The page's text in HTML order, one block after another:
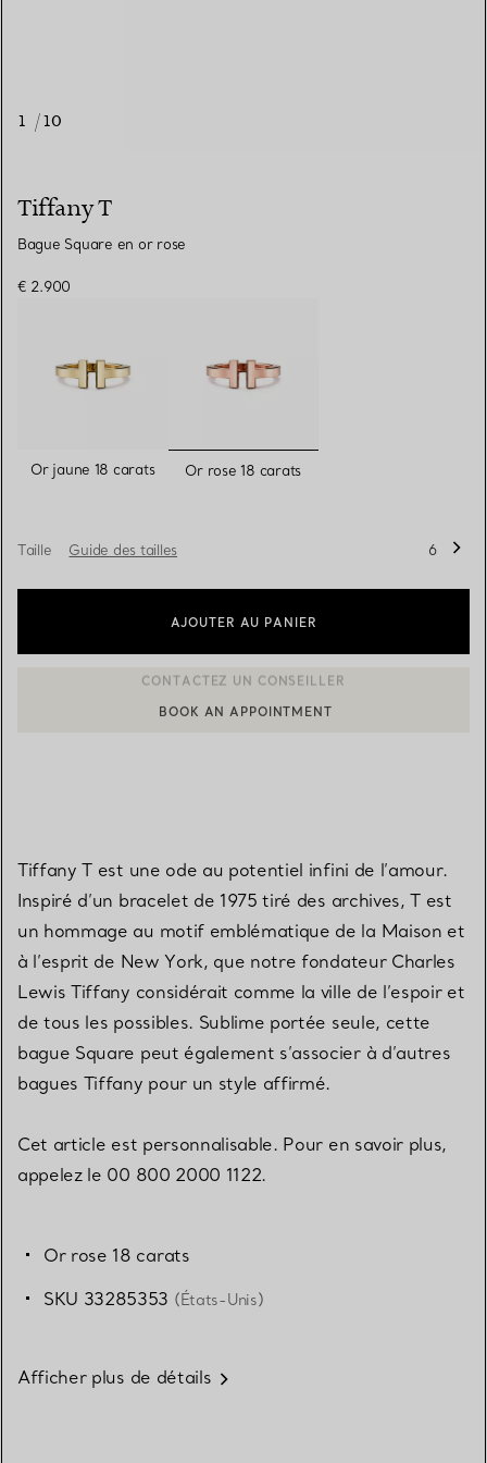
1 /10
Tiffany T
Bague Square en or rose
€ 2.900
Or jaune 18 carats sélectionnés
Or rose 18 carats
Taille Guide des tailles 6
AJOUTER AU PANIER
CONTACTER UN CONSEILLER CLIENT OU PRENDRE RENDEZ-
Tiffany T est une ode au potentiel infini de l’amour.
Inspiré d’un bracelet de 1975 tiré des archives, T est
un hommage au motif emblématique de la Maison et
à l’esprit de New York, que notre fondateur Charles
Lewis Tiffany considérait comme la ville de l’espoir et
de tous les possibles. Sublime portée seule, cette
bague Square peut également s’associer à d’autres
bagues Tiffany pour un style affirmé.
Cet article est personnalisable. Pour en savoir plus,
appelez le 00 800 2000 1122.
Or rose 18 carats
SKU 33285353 (États-Unis)
Afficher plus de détails